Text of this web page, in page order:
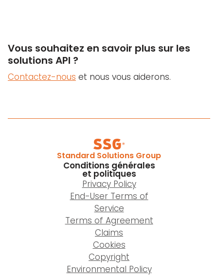
Vous souhaitez en savoir plus sur les
solutions API ?
Contactez-nous et nous vous aiderons.
Standard Solutions Group
Conditions générales
et politiques
Privacy Policy
End-User Terms of
Service
Terms of Agreement
Claims
Cookies
Copyright
Environmental Policy